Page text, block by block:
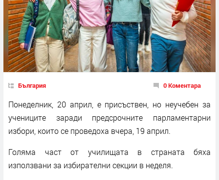
България 0 Коментара
Понеделник, 20 април, е присъствен, но неучебен за
учениците заради предсрочните парламентарни
избори, които се проведоха вчера, 19 април.
Голяма част от училищата в страната бяха
използвани за избирателни секции в неделя.